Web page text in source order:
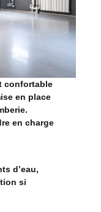
confortable
en place
en charge
d’eau,
si